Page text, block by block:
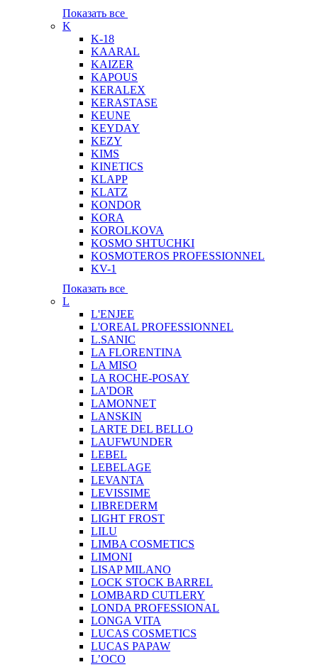
Показать все
K
K-18
KAARAL
KAIZER
KAPOUS
KERALEX
KERASTASE
KEUNE
KEYDAY
KEZY
KIMS
KINETICS
KLAPP
KLATZ
KONDOR
KORA
KOROLKOVA
KOSMO SHTUCHKI
KOSMOTEROS PROFESSIONNEL
KV-1
Показать все
L
L'ENJEE
L'OREAL PROFESSIONNEL
L.SANIC
LA FLORENTINA
LA MISO
LA ROCHE-POSAY
LA'DOR
LAMONNET
LANSKIN
LARTE DEL BELLO
LAUFWUNDER
LEBEL
LEBELAGE
LEVANTA
LEVISSIME
LIBREDERM
LIGHT FROST
LILU
LIMBA COSMETICS
LIMONI
LISAP MILANO
LOCK STOCK BARREL
LOMBARD CUTLERY
LONDA PROFESSIONAL
LONGA VITA
LUCAS COSMETICS
LUCAS PAPAW
L’OCO